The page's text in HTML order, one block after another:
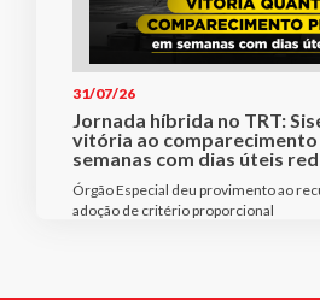
31/07/26
Jornada híbrida no TRT:
vitória ao comparecimento
semanas com dias úteis
Órgão Especial deu provimento ao
adoção de critério proporcional